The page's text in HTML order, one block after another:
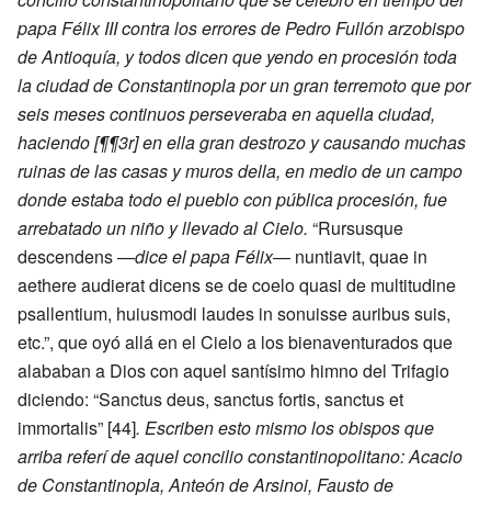
papa Félix III contra los errores de Pedro Fullón arzobispo
de Antioquía, y todos dicen que yendo en procesión toda
la ciudad de Constantinopla por un gran terremoto que por
seis meses continuos perseveraba en aquella ciudad,
haciendo [¶¶3r] en ella gran destrozo y causando muchas
ruinas de las casas y muros della, en medio de un campo
donde estaba todo el pueblo con pública procesión, fue
arrebatado un niño y llevado al Cielo. “Rursusque
descendens—dice el papa Félix—nuntiavit, quae in
aethere audierat dicens se de coelo quasi de multitudine
psallentium, huiusmodi laudes in sonuisse auribus suis,
etc.”, que oyó allá en el Cielo a los bienaventurados que
alababan a Dios con aquel santísimo himno del Trifagio
diciendo: “Sanctus deus, sanctus fortis, sanctus et
immortalis” [44]. Escriben esto mismo los obispos que
arriba referí de aquel concilio constantinopolitano: Acacio
de Constantinopla, Anteón de Arsinoi, Fausto de